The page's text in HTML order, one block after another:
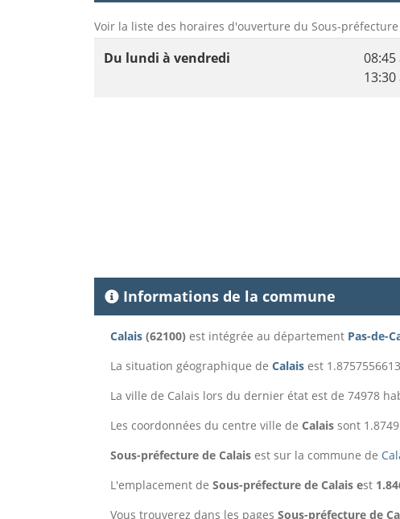
Voir la liste des horaires d'ouverture du Sous-préfecture
Du lundi à vendredi
08:45
13:30
Informations de la commune
Calais (62100) est intégrée au département Pas-de-
La situation géographique de Calais est
La ville de Calais lors du dernier état est de 74978
Les coordonnées du centre ville de Calais sont
Sous-préfecture de Calais est sur la commune de
L'emplacement de Sous-préfecture de Calais est
Vous trouverez dans les pages Sous-préfecture de